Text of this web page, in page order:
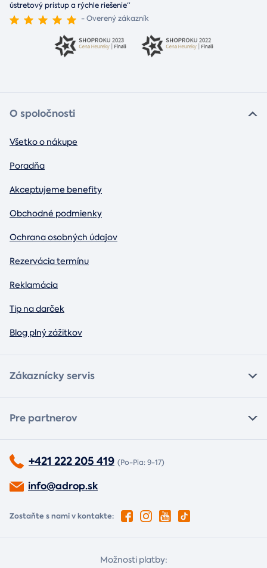
ústretový prístup a rýchle riešenie“
- Overený zákazník
O spoločnosti
Všetko o nákupe
Poradňa
Akceptujeme benefity
Obchodné podmienky
Ochrana osobných údajov
Rezervácia termínu
Reklamácia
Tip na darček
Blog plný zážitkov
Zákaznícky servis
Pre partnerov
+421 222 205 419 (Po-Pia: 9-17)
info@adrop.sk
Zostaňte s nami v kontakte:
Možnosti platby: